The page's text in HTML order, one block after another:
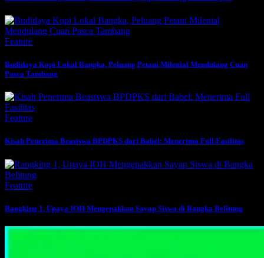
Feature
Budidaya Kopi Lokal Bangka, Peluang Petani Milenial Mendulang Cuan
Pasca Tambang
Feature
Kisah Penerima Beasiswa BPDPKS dari Babel: Menerima Full Fasilitas
Feature
Rangking 1, Upaya IOH Mengepakkan Sayap Siswa di Bangka Belitung